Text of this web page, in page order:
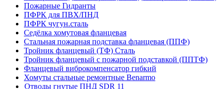
Пожарные Гидранты
ПФРК для ПВХ/ПНД
ПФРК чугун.сталь
Седёлка хомутовая фланцевая
Стальная пожарная подставка фланцевая (ППФ)
Тройник фланцевый (ТФ) Сталь
Тройник фланцевый с пожарной подставкой (ППТФ)
Фланцевый виброкомпенсатор гибкий
Хомуты стальные ремонтные Benarmo
Отводы гнутые ПНД SDR 11